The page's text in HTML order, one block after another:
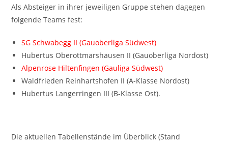
Als Absteiger in ihrer jeweiligen Gruppe stehen dagegen
folgende Teams fest:
SG Schwabegg II (Gauoberliga Südwest)
Hubertus Oberottmarshausen II (Gauoberliga Nordost)
Alpenrose Hiltenfingen (Gauliga Südwest)
Waldfrieden Reinhartshofen II (A-Klasse Nordost)
Hubertus Langerringen III (B-Klasse Ost).
Die aktuellen Tabellenstände im Überblick (Stand